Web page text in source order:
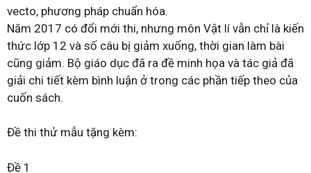
vecto, phương pháp chuẩn hóa.
Năm 2017 có đổi mới thi, nhưng môn Vật lí vẫn chỉ là kiến
thức lớp 12 và số câu bị giảm xuống, thời gian làm bài
cũng giảm. Bộ giáo dục đã ra đề minh họa và tác giả đã
giải chi tiết kèm bình luận ở trong các phần tiếp theo của
cuốn sách.
Đề thi thử mẫu tặng kèm:
Đề 1